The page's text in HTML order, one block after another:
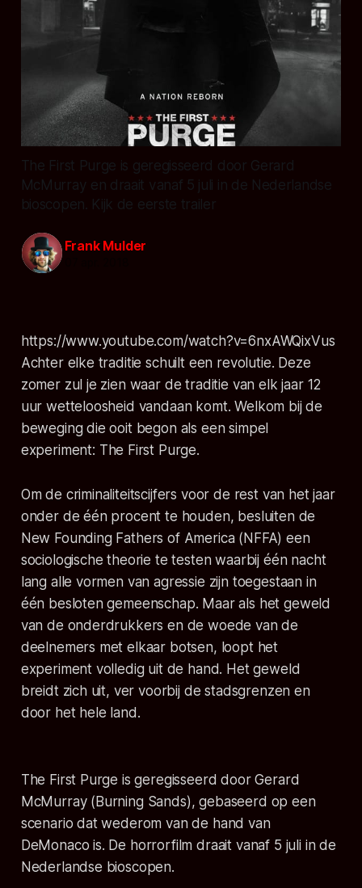
The First Purge is geregisseerd door Gerard
McMurray en draait vanaf 5 juli in de Nederlandse
bioscopen. Kijk de eerste trailer
Frank Mulder
https://www.youtube.com/watch?v=6nxAWQixVus
Achter elke traditie schuilt een revolutie. Deze
zomer zul je zien waar de traditie van elk jaar 12
uur wetteloosheid vandaan komt. Welkom bij de
beweging die ooit begon als een simpel
experiment: The First Purge.
Om de criminaliteitscijfers voor de rest van het jaar
onder de één procent te houden, besluiten de
New Founding Fathers of America (NFFA) een
sociologische theorie te testen waarbij één nacht
lang alle vormen van agressie zijn toegestaan in
één besloten gemeenschap. Maar als het geweld
van de onderdrukkers en de woede van de
deelnemers met elkaar botsen, loopt het
experiment volledig uit de hand. Het geweld
breidt zich uit, ver voorbij de stadsgrenzen en
door het hele land.
The First Purge is geregisseerd door Gerard
McMurray (Burning Sands), gebaseerd op een
scenario dat wederom van de hand van
DeMonaco is. De horrorfilm draait vanaf 5 juli in de
Nederlandse bioscopen.